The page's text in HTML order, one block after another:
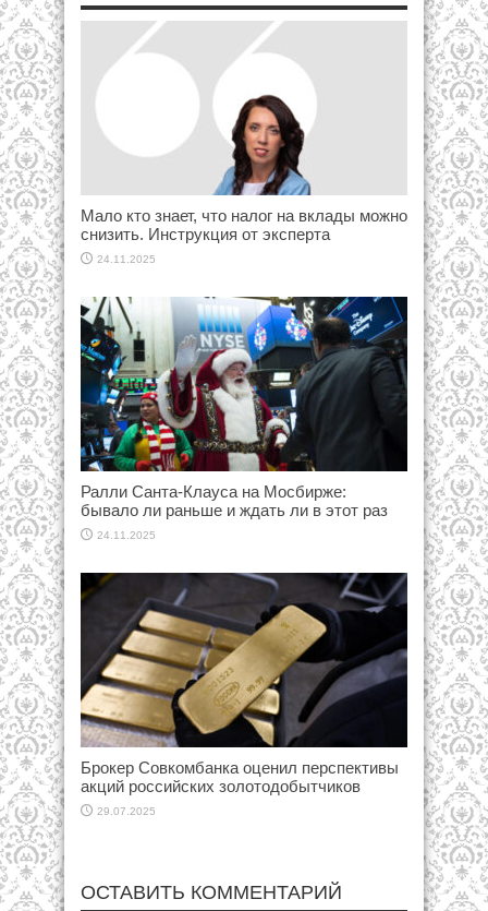
Мало кто знает, что налог на вклады можно
снизить. Инструкция от эксперта
24.11.2025
Ралли Санта-Клауса на Мосбирже:
бывало ли раньше и ждать ли в этот раз
24.11.2025
Брокер Совкомбанка оценил перспективы
акций российских золотодобытчиков
29.07.2025
ОСТАВИТЬ КОММЕНТАРИЙ